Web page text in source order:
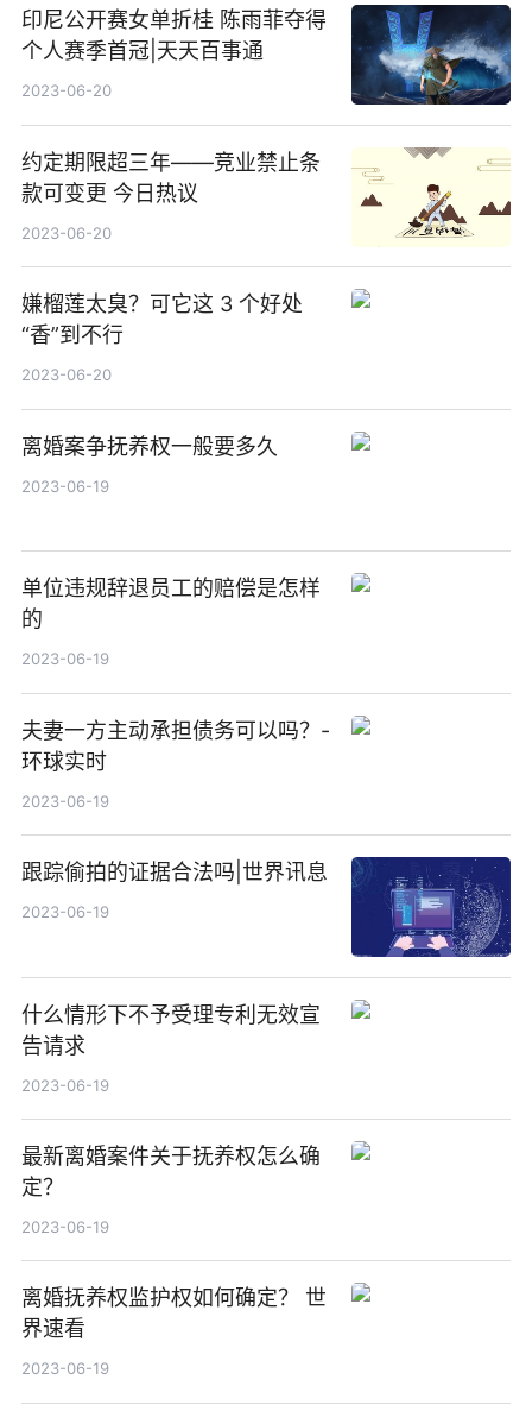
印尼公开赛女单折桂 陈雨菲夺得
个人赛季首冠|天天百事通
2023-06-20
约定期限超三年——竞业禁止条
款可变更 今日热议
2023-06-20
嫌榴莲太臭？可它这 3 个好处
“香”到不行
2023-06-20
离婚案争抚养权一般要多久
2023-06-19
单位违规辞退员工的赔偿是怎样
的
2023-06-19
夫妻一方主动承担债务可以吗？-
环球实时
2023-06-19
跟踪偷拍的证据合法吗|世界讯息
2023-06-19
什么情形下不予受理专利无效宣
告请求
2023-06-19
最新离婚案件关于抚养权怎么确
定？
2023-06-19
离婚抚养权监护权如何确定？ 世
界速看
2023-06-19